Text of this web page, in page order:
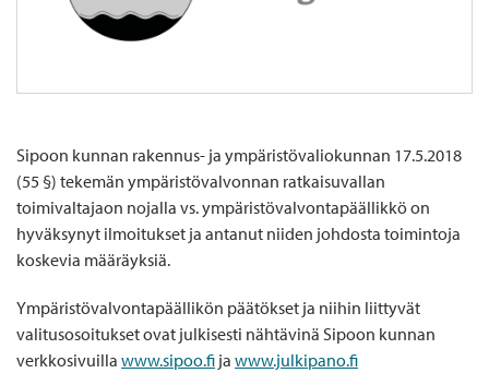
Sipoon kunnan rakennus- ja ympäristövaliokunnan 17.5.2018
(55 §) tekemän ympäristövalvonnan ratkaisuvallan
toimivaltajaon nojalla vs. ympäristövalvontapäällikkö on
hyväksynyt ilmoitukset ja antanut niiden johdosta toimintoja
koskevia määräyksiä.
Ympäristövalvontapäällikön päätökset ja niihin liittyvät
valitusosoitukset ovat julkisesti nähtävinä Sipoon kunnan
verkkosivuillawww.sipoo.fi jawww.julkipano.fi